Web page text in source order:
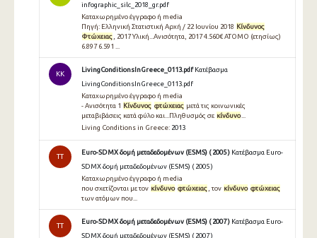
infographic_silc_2018_gr.pdf
Καταχωρημένο έγγραφο ή media
Πηγή: Ελληνική Στατιστική Αρχή / 22 Ιουνίου 2018 Κίνδυνος
Φτώχειας , 2017 Υλική...Ανισότητα, 2017 4.560€ ΑΤΟΜΟ (ετησίως)
6.897 6.591 ...
KK
LivingConditionsInGreece_0113.pdf Κατέβασμα
LivingConditionsInGreece_0113.pdf
Καταχωρημένο έγγραφο ή media
- Ανισότητα 1 Κίνδυνος φτώχειας μετά τις κοινωνικές
μεταβιβάσεις κατά φύλο και...Πληθυσμός σε κίνδυνο...
Living Conditions in Greece: 2013
TT
Euro-SDMX δομή μεταδεδομένων (ESMS) ( 2005 ) Κατέβασμα Euro-
SDMX δομή μεταδεδομένων (ESMS) ( 2005 )
Καταχωρημένο έγγραφο ή media
που σχετίζονται με τον κίνδυνο φτώχειας , τον κίνδυνο φτώχειας
των ατόμων που...
TT
Euro-SDMX δομή μεταδεδομένων (ESMS) ( 2007 ) Κατέβασμα Euro-
SDMX δομή μεταδεδομένων (ESMS) ( 2007 )